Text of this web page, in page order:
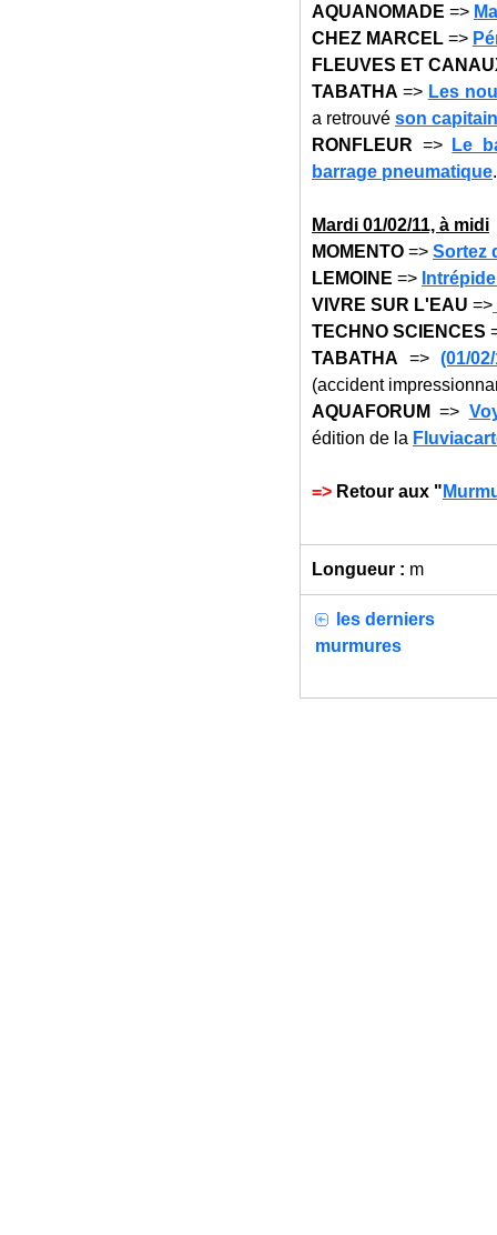
AQUANOMADE =>
CHEZ MARCEL =>
FLEUVES ET
TABATHA => Les
a retrouvé son
RONFLEUR =>
Le
barrage pneumatique
Mardi 01/02/11, à midi
MOMENTO => Sortez
LEMOINE =>
VIVRE SUR L'EAU =>
TECHNO SCIENCES
TABATHA => (01/
(accident
AQUAFORUM=>
édition de la
=> Retour aux "
Longueur : m
les derniers
murmures